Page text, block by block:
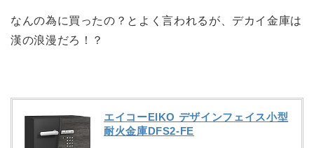
なんの為に買ったの？とよく言われるが、デカイ金庫は
漢の浪漫だろ！？
エイコーEIKO デザインフェイス小型
耐火金庫DFS2-FE